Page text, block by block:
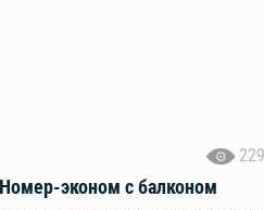
Номер-эконом с балконом